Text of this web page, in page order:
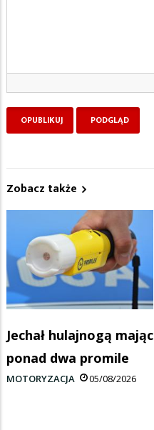
Zobacz także
Jechał hulajnogą mając
ponad dwa promile
MOTORYZACJA 05/08/2026